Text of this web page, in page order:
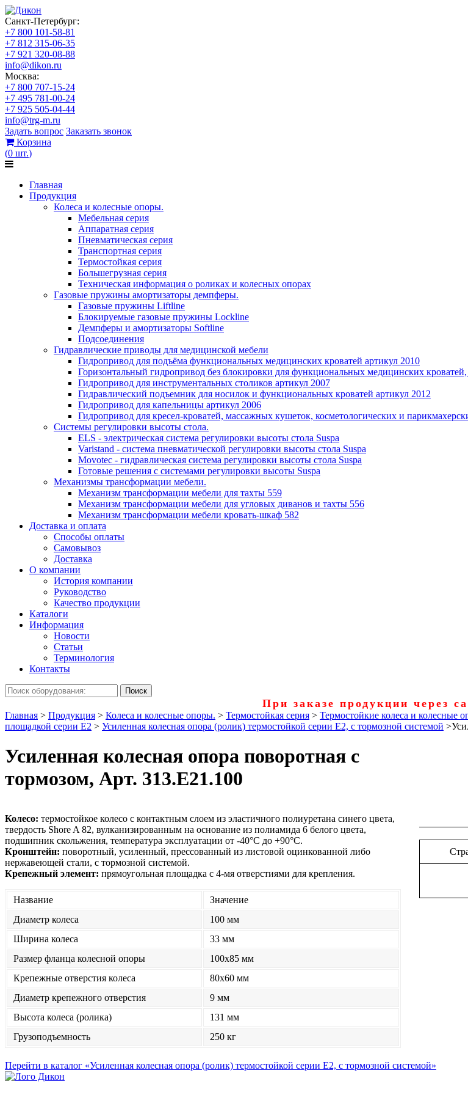
Санкт-Петербург:
+7 800 101-58-81
+7 812 315-06-35
+7 921 320-08-88
info@dikon.ru
Москва:
+7 800 707-15-24
+7 495 781-00-24
+7 925 505-04-44
info@trg-m.ru
Задать вопрос Заказать звонок
Корзина
(0 шт.)
Главная
Продукция
Колеса и колесные опоры.
Мебельная серия
Аппаратная серия
Пневматическая серия
Транспортная серия
Термостойкая серия
Большегрузная серия
Техническая информация о роликах и колесных опорах
Газовые пружины амортизаторы демпферы.
Газовые пружины Liftline
Блокируемые газовые пружины Lockline
Демпферы и амортизаторы Softline
Подсоединения
Гидравлические приводы для медицинской мебели
Гидропривод для подъёма функциональных медицинских кроватей артикул 2010
Горизонтальный гидропривод без блокировки для функциональных медицинских
Гидропривод для инструментальных столиков артикул 2007
Гидравлический подъемник для носилок и функциональных кроватей артикул 2012
Гидропривод для капельницы артикул 2006
Гидропривод для кресел-кроватей, массажных кушеток, косметологических и
Системы регулировки высоты стола.
ELS - электрическая система регулировки высоты стола Suspa
Varistand - система пневматической регулировки высоты стола Suspa
Movotec - гидравлическая система регулировки высоты стола Suspa
Готовые решения с системами регулировки высоты Suspa
Механизмы трансформации мебели.
Механизм трансформации мебели для тахты 559
Механизм трансформации мебели для угловых диванов и тахты 556
Механизм трансформации мебели кровать-шкаф 582
Доставка и оплата
Способы оплаты
Самовывоз
Доставка
О компании
История компании
Руководство
Качество продукции
Каталоги
Информация
Новости
Статьи
Терминология
Контакты
При заказе продукции через
Главная > Продукция > Колеса и колесные опоры. > Термостойкая серия > Термостойкие колеса и колесные
площадкой серии Е2 > Усиленная колесная опора (ролик) термостойкой серии Е2, с тормозной системой >
Усиленная колесная опора поворотная с
тормозом, Арт. 313.E21.100
Колесо: термостойкое колесо с контактным слоем из эластичного полиуретана синего цвета,
твердость Shore A 82, вулканизированным на основание из полиамида 6 белого цвета,
подшипник скольжения, температура эксплуатации от -40°С до +90°С.
Кронштейн: поворотный, усиленный, прессованный из листовой оцинкованной либо
нержавеющей стали, с тормозной системой.
Крепежный элемент: прямоугольная площадка с 4-мя отверстиями для крепления.
Название
Значение
Диаметр колеса
100 мм
Ширина колеса
33 мм
Размер фланца колесной опоры
100x85 мм
Крепежные отверстия колеса
80x60 мм
Диаметр крепежного отверстия
9 мм
Высота колеса (ролика)
131 мм
Грузоподъемность
250 кг
Перейти в каталог «Усиленная колесная опора (ролик) термостойкой серии Е2, с тормозной системой»